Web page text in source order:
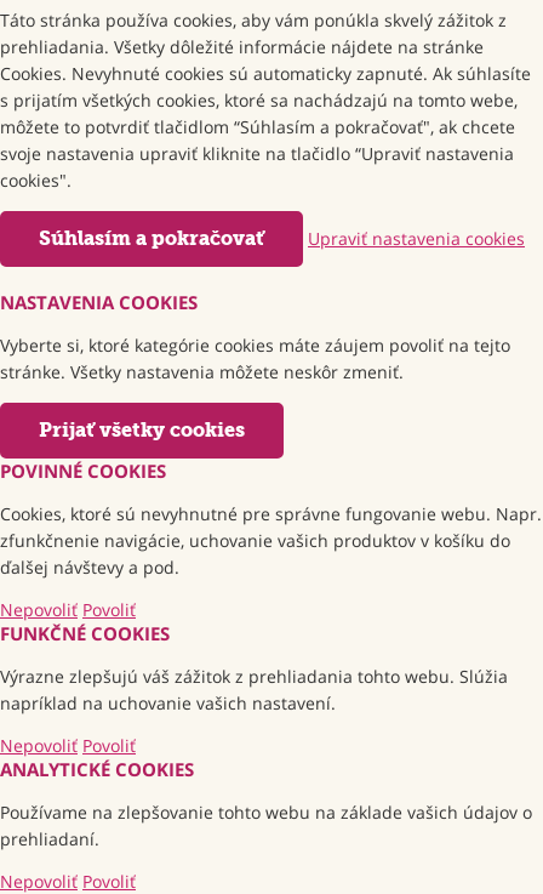
Táto stránka používa cookies, aby vám ponúkla skvelý zážitok z
prehliadania. Všetky dôležité informácie nájdete na stránke
Cookies. Nevyhnuté cookies sú automaticky zapnuté. Ak súhlasíte
s prijatím všetkých cookies, ktoré sa nachádzajú na tomto webe,
môžete to potvrdiť tlačidlom “Súhlasím a pokračovať", ak chcete
svoje nastavenia upraviť kliknite na tlačidlo “Upraviť nastavenia
cookies".
Súhlasím a pokračovať Upraviť nastavenia cookies
NASTAVENIA COOKIES
Vyberte si, ktoré kategórie cookies máte záujem povoliť na tejto
stránke. Všetky nastavenia môžete neskôr zmeniť.
Prijať všetky cookies
POVINNÉ COOKIES
Cookies, ktoré sú nevyhnutné pre správne fungovanie webu. Napr.
zfunkčnenie navigácie, uchovanie vašich produktov v košíku do
ďalšej návštevy a pod.
Nepovoliť Povoliť
FUNKČNÉ COOKIES
Výrazne zlepšujú váš zážitok z prehliadania tohto webu. Slúžia
napríklad na uchovanie vašich nastavení.
Nepovoliť Povoliť
ANALYTICKÉ COOKIES
Používame na zlepšovanie tohto webu na základe vašich údajov o
prehliadaní.
Nepovoliť Povoliť